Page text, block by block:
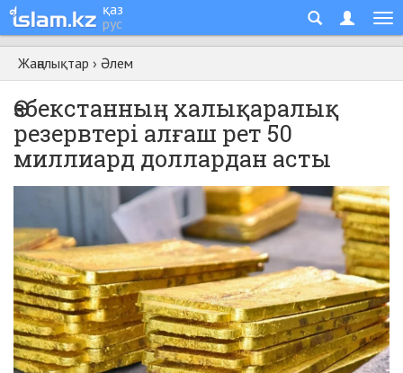
қаз
рус
Жаңалықтар › Әлем
Өзбекстанның халықаралық
резервтері алғаш рет 50
миллиард доллардан асты